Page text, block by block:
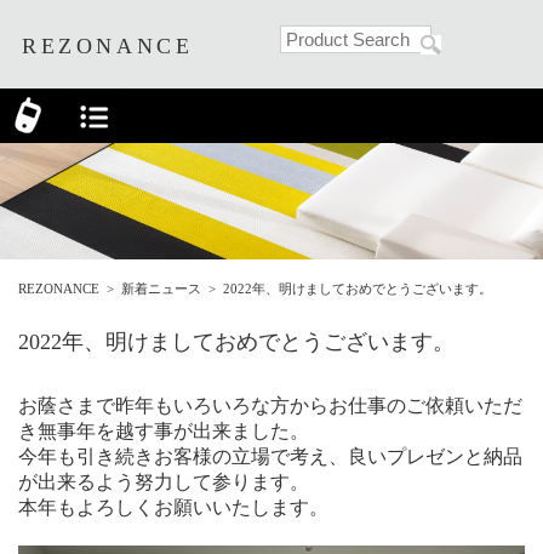
REZONANCE
REZONANCE > 新着ニュース > 2022年、明けましておめでとうございます。
2022年、明けましておめでとうございます。
お蔭さまで昨年もいろいろな方からお仕事のご依頼いただ
き無事年を越す事が出来ました。
今年も引き続きお客様の立場で考え、良いプレゼンと納品
が出来るよう努力して参ります。
本年もよろしくお願いいたします。